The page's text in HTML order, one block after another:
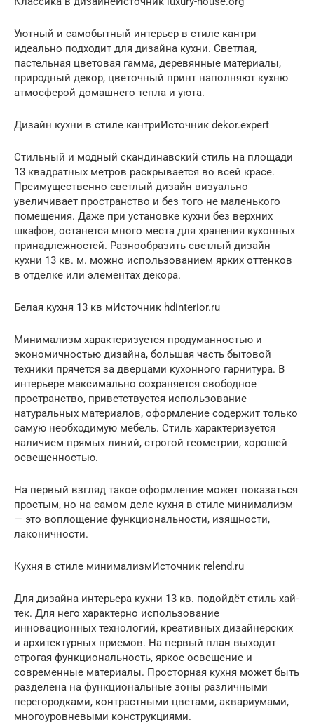
Уютный и самобытный интерьер в стиле кантри
идеально подходит для дизайна кухни. Светлая,
пастельная цветовая гамма, деревянные материалы,
природный декор, цветочный принт наполняют кухню
атмосферой домашнего тепла и уюта.
Дизайн кухни в стиле кантриИсточник dekor.expert
Стильный и модный скандинавский стиль на площади
13 квадратных метров раскрывается во всей красе.
Преимущественно светлый дизайн визуально
увеличивает пространство и без того не маленького
помещения. Даже при установке кухни без верхних
шкафов, останется много места для хранения кухонных
принадлежностей. Разнообразить светлый дизайн
кухни 13 кв. м. можно использованием ярких оттенков
в отделке или элементах декора.
Белая кухня 13 кв мИсточник hdinterior.ru
Минимализм характеризуется продуманностью и
экономичностью дизайна, большая часть бытовой
техники прячется за дверцами кухонного гарнитура. В
интерьере максимально сохраняется свободное
пространство, приветствуется использование
натуральных материалов, оформление содержит только
самую необходимую мебель. Стиль характеризуется
наличием прямых линий, строгой геометрии, хорошей
освещенностью.
На первый взгляд такое оформление может показаться
простым, но на самом деле кухня в стиле минимализм
— это воплощение функциональности, изящности,
лаконичности.
Кухня в стиле минимализмИсточник relend.ru
Для дизайна интерьера кухни 13 кв. подойдёт стиль хай-
тек. Для него характерно использование
инновационных технологий, креативных дизайнерских
и архитектурных приемов. На первый план выходит
строгая функциональность, яркое освещение и
современные материалы. Просторная кухня может быть
разделена на функциональные зоны различными
перегородками, контрастными цветами, аквариумами,
многоуровневыми конструкциями.